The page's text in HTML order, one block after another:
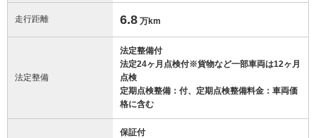
走行距離 6.8 万km
法定整備
法定整備付
法定24ヶ月点検付※貨物など一部車両は12ヶ月
点検
定期点検整備：付、定期点検整備料金：車両価
格に含む
保証付